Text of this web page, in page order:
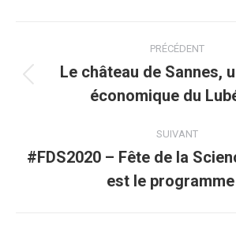
article
PRÉCÉDENT
précédent
Le château de Sannes,
économique du
SUIVANT
suivant
#FDS2020 – Fête de la
est le